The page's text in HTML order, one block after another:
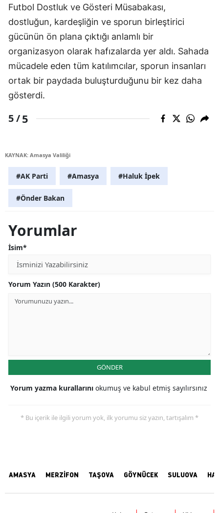
Futbol Dostluk ve Gösteri Müsabakası,
dostluğun, kardeşliğin ve sporun birleştirici
gücünün ön plana çıktığı anlamlı bir
organizasyon olarak hafızalarda yer aldı. Sahada
mücadele eden tüm katılımcılar, sporun insanları
ortak bir paydada buluşturduğunu bir kez daha
gösterdi.
5 /5
KAYNAK: Amasya Valiliği
#AK Parti #Amasya #Haluk İpek
#Önder Bakan
Yorumlar
İsim*
Yorum Yazın (500 Karakter)
GÖNDER
Yorum yazma kurallarını okumuş ve kabul etmiş sayılırsınız
* Bu içerik ile ilgili yorum yok, ilk yorumu siz yazın, tartışalım *
AMASYA MERZİFON TAŞOVA GÖYNÜCEK SULUOVA